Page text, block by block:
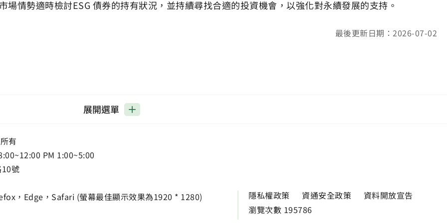
場情勢適時檢討ESG 債券的持有狀況，並持續尋找合適的投資機會，以強化對永續發展的支持。
最後更新日期：2026-07-02
展開選單
有
PM 1:00~5:00
號
，Edge，Safari (螢幕最佳顯示效果為1920 * 1280) 隱私權政策 資通安全政策
資料開放宣告
瀏覽次數 195786